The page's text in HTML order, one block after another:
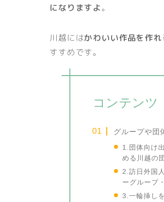
になりますよ。
川越にはかわいい作品を作
すすめです。
コンテンツ
グループや団
1.団体向け
める川越の
2.訪日外国
ーグループ
3.一輪挿し